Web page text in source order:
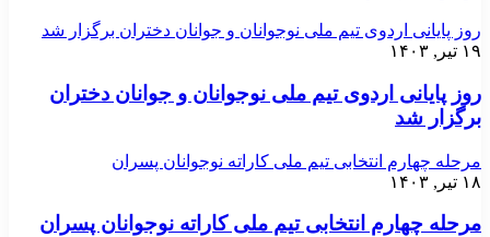
روز پایانی اردوی تیم ملی نوجوانان و جوانان دختران برگزار شد
۱۹ تیر, ۱۴۰۳
روز پایانی اردوی تیم ملی نوجوانان و جوانان دختران
برگزار شد
مرحله چهارم انتخابی تیم ملی کاراته نوجوانان پسران
۱۸ تیر, ۱۴۰۳
مرحله چهارم انتخابی تیم ملی کاراته نوجوانان پسران